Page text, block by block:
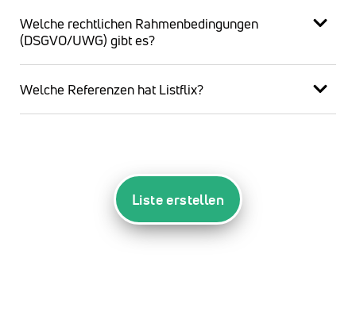
Welche rechtlichen Rahmenbedingungen
(DSGVO/UWG) gibt es?
Welche Referenzen hat Listflix?
Liste erstellen